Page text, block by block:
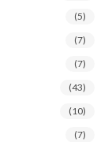
(5)
(7)
(7)
(43)
(10)
(7)